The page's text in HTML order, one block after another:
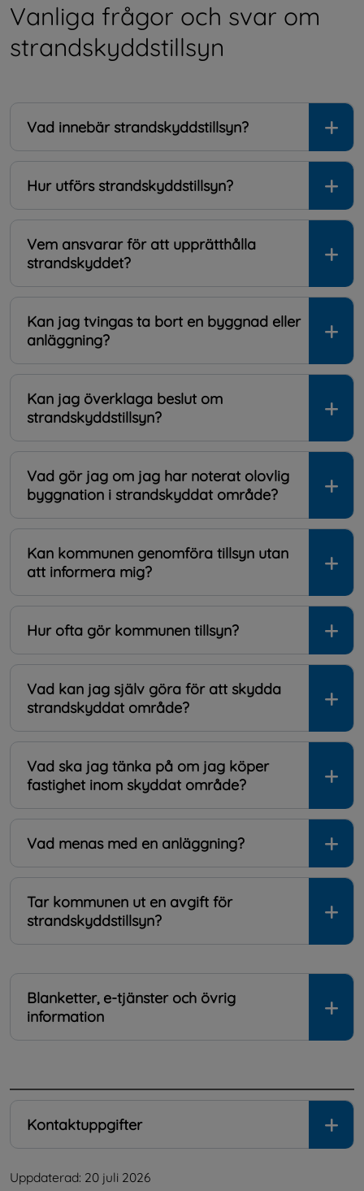
Vanliga frågor och svar om
strandskyddstillsyn
Vad innebär strandskyddstillsyn?
Hur utförs strandskyddstillsyn?
Vem ansvarar för att upprätthålla
strandskyddet?
Kan jag tvingas ta bort en byggnad eller
anläggning?
Kan jag överklaga beslut om
strandskyddstillsyn?
Vad gör jag om jag har noterat olovlig
byggnation i strandskyddat område?
Kan kommunen genomföra tillsyn utan
att informera mig?
Hur ofta gör kommunen tillsyn?
Vad kan jag själv göra för att skydda
strandskyddat område?
Vad ska jag tänka på om jag köper
fastighet inom skyddat område?
Vad menas med en anläggning?
Tar kommunen ut en avgift för
strandskyddstillsyn?
Blanketter, e-tjänster och övrig
information
Kontaktuppgifter
Uppdaterad: 20 juli 2026